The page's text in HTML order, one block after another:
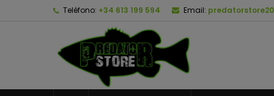
Teléfono: +34 613 199 594 Email: